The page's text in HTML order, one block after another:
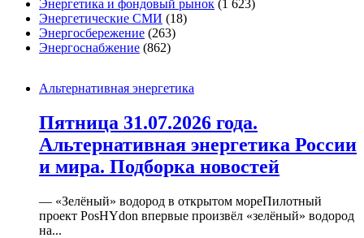
Энергетика и фондовый рынок (1 623)
Энергетические СМИ (18)
Энергосбережение (263)
Энергоснабжение (862)
Альтернативная энергетика
Пятница 31.07.2026 года.
Альтернативная энергетика России
и мира. Подборка новостей
— «Зелёный» водород в открытом мореПилотный
проект PosHYdon впервые произвёл «зелёный» водород
на...